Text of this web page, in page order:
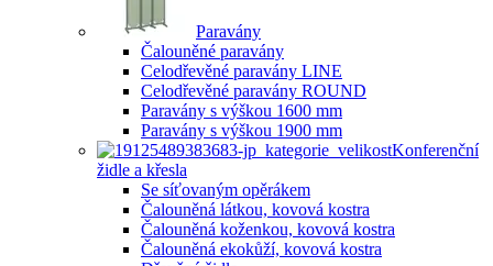
Paravány
Čalouněné paravány
Celodřevěné paravány LINE
Celodřevěné paravány ROUND
Paravány s výškou 1600 mm
Paravány s výškou 1900 mm
Konferenční
židle a křesla
Se síťovaným opěrákem
Čalouněná látkou, kovová kostra
Čalouněná koženkou, kovová kostra
Čalouněná ekokůží, kovová kostra